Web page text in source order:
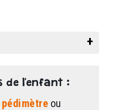
de l'enfant :
pédimètre ou